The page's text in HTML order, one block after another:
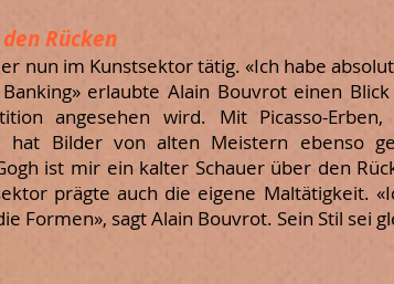
Rücken
nun im Kunstsektor tätig. «Ich habe
erlaubte Alain Bouvrot einen
angesehen wird. Mit Picasso-
hat Bilder von alten Meistern ebenso
ist mir ein kalter Schauer über den
prägte auch die eigene Maltätigkeit.
Formen», sagt Alain Bouvrot. Sein Stil sei